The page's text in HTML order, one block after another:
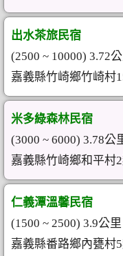
出水茶旅民宿
(2500 ~ 10000) 3.72
嘉義縣竹崎鄉竹崎村
米多綠森林民宿
(3000 ~ 6000) 3.78公
嘉義縣竹崎鄉和平村
仁義潭溫馨民宿
(1500 ~ 2500) 3.9公里
嘉義縣番路鄉內甕村